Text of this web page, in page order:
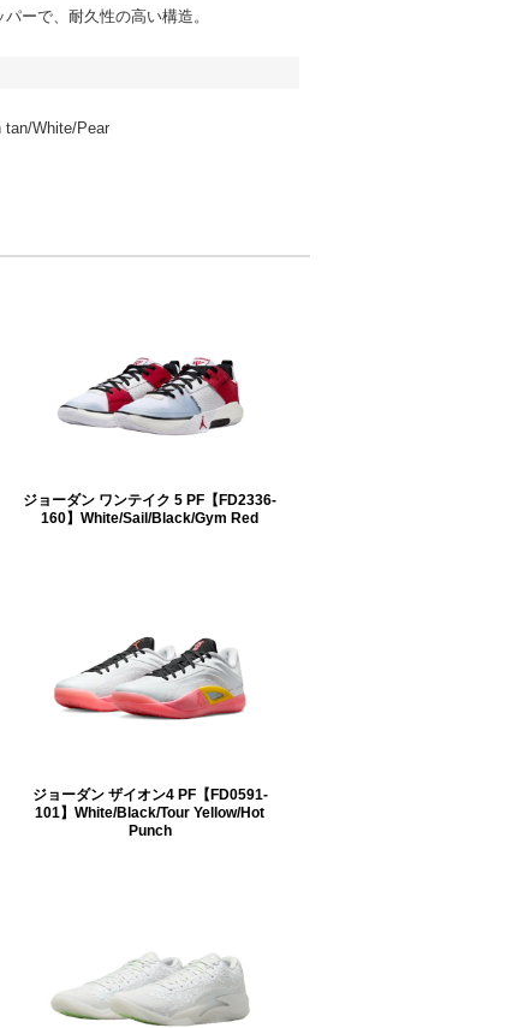
ーで、耐久性の高い構造。
tan/White/Pear
ジョーダン ワンテイク 5 PF【FD2336-
160】White/Sail/Black/Gym Red
ジョーダン ザイオン4 PF【FD0591-
101】White/Black/Tour Yellow/Hot
Punch